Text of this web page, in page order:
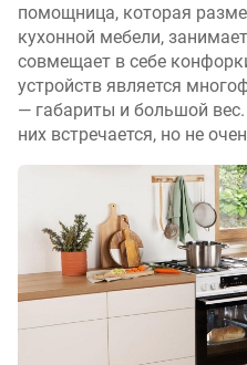
помощница, которая
кухонной мебели,
совмещает в себе
устройств является
— габариты и большой вес.
них встречается, но не